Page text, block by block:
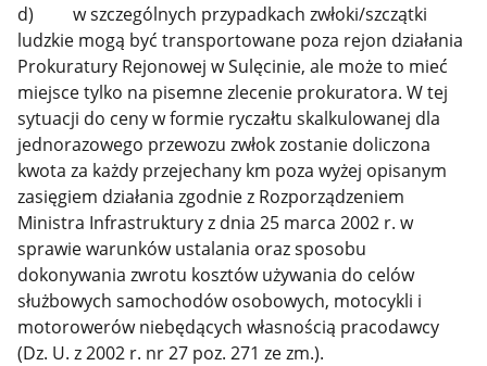
d) w szczególnych przypadkach zwłoki/szczątki
ludzkie mogą być transportowane poza rejon działania
Prokuratury Rejonowej w Sulęcinie, ale może to mieć
miejsce tylko na pisemne zlecenie prokuratora. W tej
sytuacji do ceny w formie ryczałtu skalkulowanej dla
jednorazowego przewozu zwłok zostanie doliczona
kwota za każdy przejechany km poza wyżej opisanym
zasięgiem działania zgodnie z Rozporządzeniem
Ministra Infrastruktury z dnia 25 marca 2002 r. w
sprawie warunków ustalania oraz sposobu
dokonywania zwrotu kosztów używania do celów
służbowych samochodów osobowych, motocykli i
motorowerów niebędących własnością pracodawcy
(Dz. U. z 2002 r. nr 27 poz. 271 ze zm.).